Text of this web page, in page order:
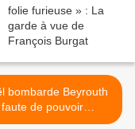
bombarde Beyrouth
faute de pouvoir
Trump torpille